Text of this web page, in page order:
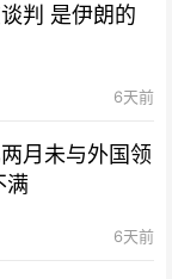
判 是伊朗的
6天前
月未与外国领
满
6天前